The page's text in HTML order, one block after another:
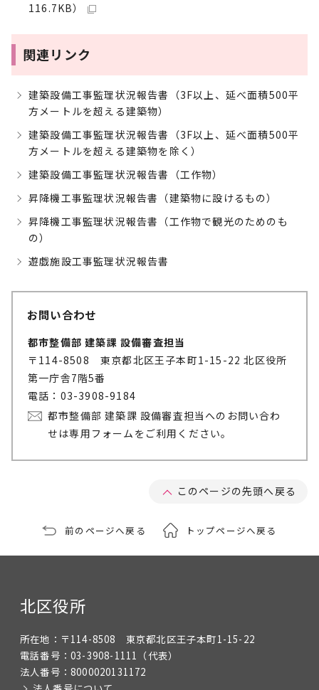
116.7KB）
関連リンク
建築設備工事監理状況報告書（3F以上、延べ面積500平
方メートルを超える建築物）
建築設備工事監理状況報告書（3F以上、延べ面積500平
方メートルを超える建築物を除く）
建築設備工事監理状況報告書（工作物）
昇降機工事監理状況報告書（建築物に設けるもの）
昇降機工事監理状況報告書（工作物で観光のためのも
の）
遊戯施設工事監理状況報告書
お問い合わせ
都市整備部 建築課 設備審査担当
〒114-8508 東京都北区王子本町1-15-22 北区役所
第一庁舎7階5番
電話：03-3908-9184
都市整備部 建築課 設備審査担当へのお問い合わ
せは専用フォームをご利用ください。
このページの先頭へ戻る
前のページへ戻る トップページへ戻る
北区役所
所在地： 〒114-8508 東京都北区王子本町1-15-22
電話番号： 03-3908-1111 （代表）
法人番号： 8000020131172